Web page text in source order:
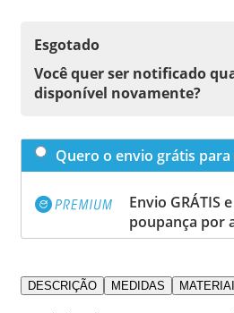
Esgotado
Você quer ser notificado
disponível novamente?
Quero o envio grátis
Envio GRÁTIS
poupança por
DESCRIÇÃO MEDIDAS